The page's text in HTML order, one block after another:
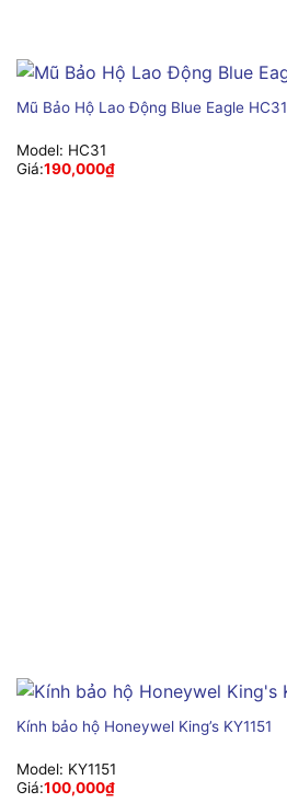
Mũ Bảo Hộ Lao Động Blue Eagle HC31
Model: HC31
Giá:190,000₫
Kính bảo hộ Honeywel King’s KY1151
Model: KY1151
Giá:100,000₫